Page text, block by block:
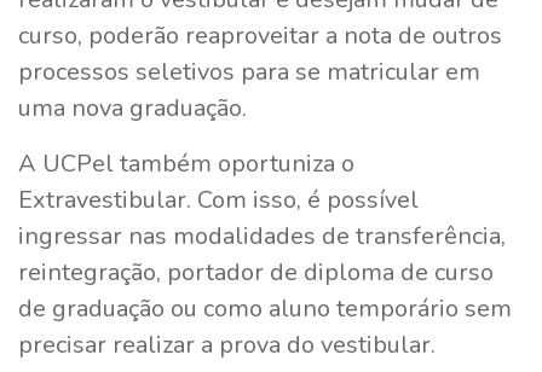
curso, poderão reaproveitar a nota de outros
processos seletivos para se matricular em
uma nova graduação.
A UCPel também oportuniza o
Extravestibular. Com isso, é possível
ingressar nas modalidades de transferência,
reintegração, portador de diploma de curso
de graduação ou como aluno temporário sem
precisar realizar a prova do vestibular.